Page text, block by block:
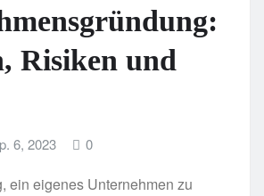
Risiken und
6, 2023 0
ein eigenes Unternehmen zu